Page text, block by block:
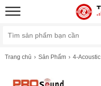
Trang chủ Sản Phẩm 4-Acoustic